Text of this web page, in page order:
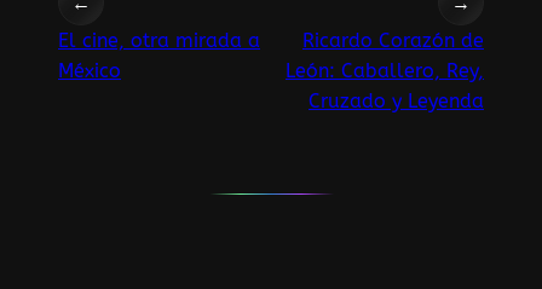
El cine, otra mirada a
México
Ricardo Corazón de
León: Caballero, Rey,
Cruzado y Leyenda